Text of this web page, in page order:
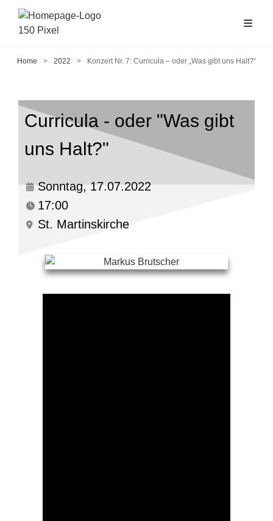
Home > 2022 > Konzert Nr. 7: Curricula – oder „Was gibt uns Halt?“
Curricula - oder "Was gibt
uns Halt?"
Sonntag, 17.07.2022
17:00
St. Martinskirche